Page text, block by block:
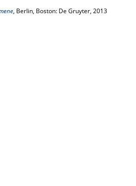
, Berlin, Boston: De Gruyter, 2013